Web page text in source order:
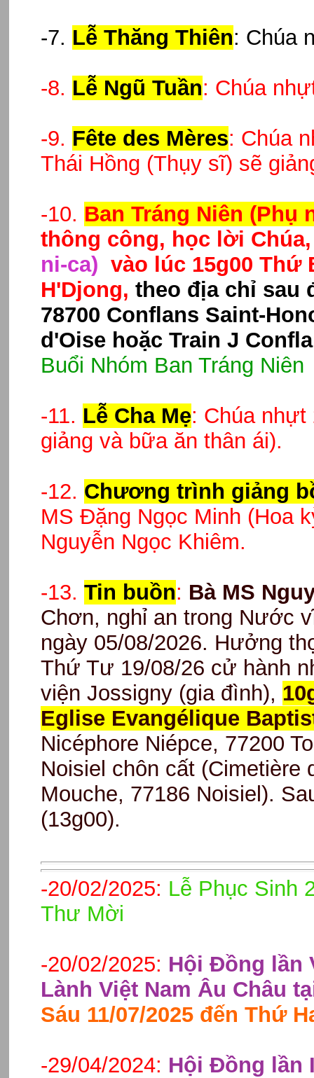
-7. Lễ Thăng Thiên: Chúa
-8. Lễ Ngũ Tuần: Chúa
-9. Fête des Mères: Chúa
Thái Hồng (Thụy sĩ) sẽ
-10. Ban Tráng Niên (Phụ
thông công, học lời
ni-ca) vào lúc 15g00 Thứ
H'Djong, theo địa chỉ sau
78700 Conflans Saint-
d'Oise hoặc Train J
Buổi Nhóm Ban Tráng Niên
-11. Lễ Cha Mẹ: Chúa nhựt
giảng và bữa ăn thân ái).
-12. Chương trình giảng
MS Đặng Ngọc Minh (Hoa
Nguyễn Ngọc Khiêm.
-13. Tin buồn: Bà MS
Chơn, nghỉ an trong Nước
ngày 05/08/2026. Hưởng
Thứ Tư 19/08/26 cử hành
viện Jossigny (gia đình),
Eglise Evangélique
Nicéphore Niépce, 77200
Noisiel chôn cất (Cimetière
Mouche, 77186 Noisiel).
(13g00).
-20/02/2025: Lễ Phục Sinh
Thư Mời
-20/02/2025: Hội Đồng lần
Lành Việt Nam Âu Châu
Sáu 11/07/2025 đến Thứ
-29/04/2024: Hội Đồng lần